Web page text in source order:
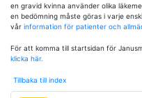
en gravid kvinna använder olika
en bedömning måste göras i varje
vår information för patienter och
För att komma till startsidan för
klicka här.
Tillbaka till index